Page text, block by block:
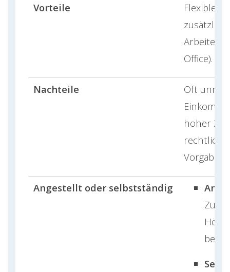
Vorteile
Flexible
Arbeiten
Office).
Nachteile
Oft
hoher
Vorgaben.
Angestellt oder selbstständig